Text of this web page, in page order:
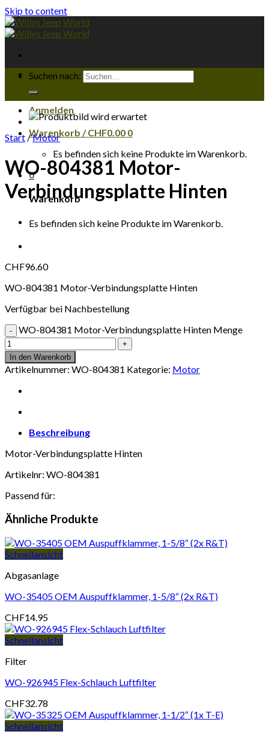
Skip to content
Suchen nach:
Anmelden
Warenkorb /CHF0.00 0
Es befinden sich keine Produkte im Warenkorb.
0
Warenkorb
Es befinden sich keine Produkte im Warenkorb.
Start /Motor
WO-804381 Motor-
Verbindungsplatte Hinten
CHF96.60
WO-804381 Motor-Verbindungsplatte Hinten
Verfügbar bei Nachbestellung
WO-804381 Motor-Verbindungsplatte Hinten Menge
In den Warenkorb
Artikelnummer: WO-804381 Kategorie: Motor
Beschreibung
Motor-Verbindungsplatte Hinten
Artikelnr: WO-804381
Passend für:
Ähnliche Produkte
Schnellansicht
Abgasanlage
WO-35405 OEM Auspuffklammer, 1-5/8“ (2x R&T)
CHF14.95
Schnellansicht
Filter
WO-926945 Flex-Schlauch Luftfilter
CHF32.78
Schnellansicht